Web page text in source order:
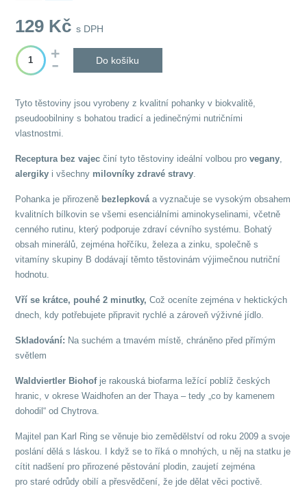
129 Kčs DPH
Do košíku
Tyto těstoviny jsou vyrobeny z kvalitní pohanky v biokvalitě,
pseudoobilniny s bohatou tradicí a jedinečnými nutričními
vlastnostmi.
Receptura bez vajec činí tyto těstoviny ideální volbou provegany,
alergiky i všechny milovníky zdravé stravy.
Pohanka je přirozeně bezlepkováa vyznačuje se vysokým obsahem
kvalitních bílkovin se všemi esenciálními aminokyselinami, včetně
cenného rutinu, který podporuje zdraví cévního systému. Bohatý
obsah minerálů, zejména hořčíku, železa a zinku, společně s
vitamíny skupiny B dodávají těmto těstovinám výjimečnou nutriční
hodnotu.
Vří se krátce, pouhé 2 minutky, Což oceníte zejména v hektických
dnech, kdy potřebujete připravit rychlé a zároveň výživné jídlo.
Skladování: Na suchém a tmavém místě, chráněno před přímým
světlem
Waldviertler Biohofje rakouská biofarma ležící poblíž českých
hranic, v okrese Waidhofen an der Thaya – tedy „co by kamenem
dohodil“ od Chytrova.
Majitel pan Karl Ring se věnuje bio zemědělství od roku 2009 a svoje
poslání dělá s láskou. I když se to říká o mnohých, u něj na statku je
cítit nadšení pro přirozené pěstování plodin, zaujetí zejména
pro staré odrůdy obilí a přesvědčení, že jde dělat věci poctivě.